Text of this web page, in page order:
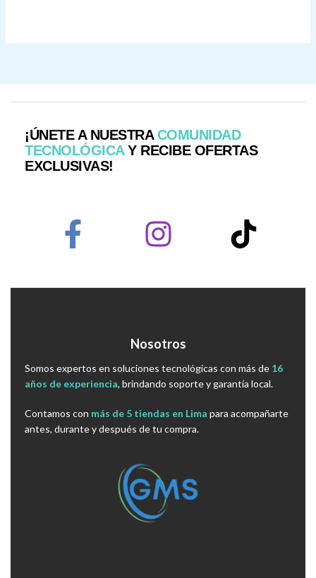
¡ÚNETE A NUESTRACOMUNIDAD
TECNOLÓGICAY RECIBE OFERTAS
EXCLUSIVAS!
Nosotros
Somos expertos en soluciones tecnológicas con más de 16
años de experiencia, brindando soporte y garantía local.
Contamos con más de 5 tiendas en Lima para acompañarte
antes, durante y después de tu compra.